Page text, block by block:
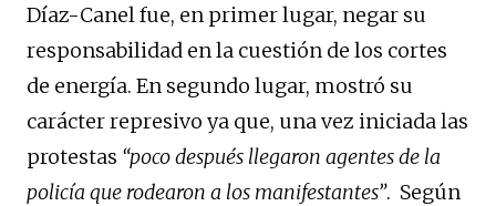
Díaz-Canel fue, en primer lugar, negar su
responsabilidad en la cuestión de los cortes
de energía. En segundo lugar, mostró su
carácter represivo ya que, una vez iniciada las
protestas “poco después llegaron agentes de la
policía que rodearon a los manifestantes”. Según